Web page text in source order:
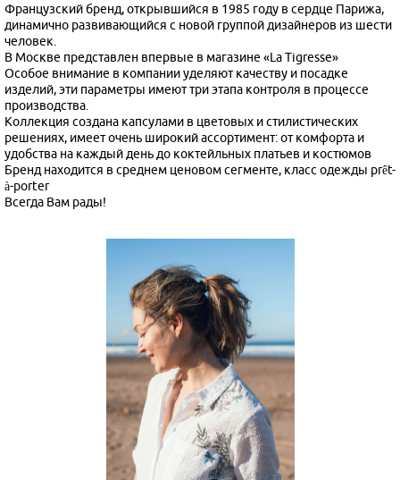
Французский бренд, открывшийся в 1985 году в сердце Парижа,
динамично развивающийся с новой группой дизайнеров из шести
человек.
В Москве представлен впервые в магазине «La Tigresse»
Особое внимание в компании уделяют качеству и посадке
изделий, эти параметры имеют три этапа контроля в процессе
производства.
Коллекция создана капсулами в цветовых и стилистических
решениях, имеет очень широкий ассортимент: от комфорта и
удобства на каждый день до коктейльных платьев и костюмов
Бренд находится в среднем ценовом сегменте, класс одежды prêt-
à-porter
Всегда Вам рады!